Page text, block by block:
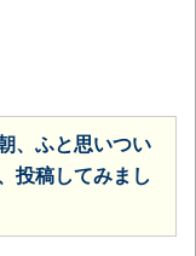
、ふと思いつい
投稿してみまし